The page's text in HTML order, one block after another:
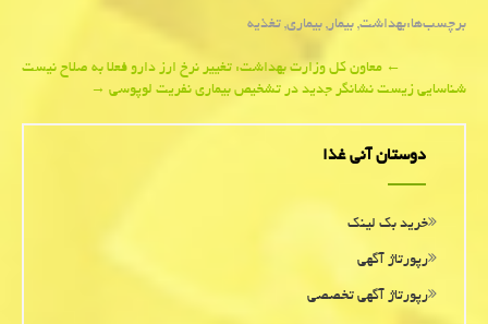
برچسب‌ها:بهداشت,بیمار,بیماری,تغذیه
navigation
←معاون كل وزارت بهداشت: تغییر نرخ ارز دارو فعلا به صلاح نیست
شناسایی زیست نشانگر جدید در تشخیص بیماری نفریت لوپوسی→
دوستان آنی غذا
خرید بک لینک
رپورتاژ آگهی
رپورتاژ آگهی تخصصی